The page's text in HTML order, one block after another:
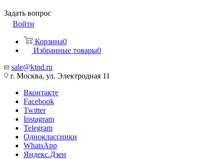
Задать вопрос
Войти
Корзина0
Избранные товары0
sale@ktnd.ru
г. Москва, ул. Электродная 11
Вконтакте
Facebook
Twitter
Instagram
Telegram
Одноклассники
WhatsApp
Яндекс.Дзен